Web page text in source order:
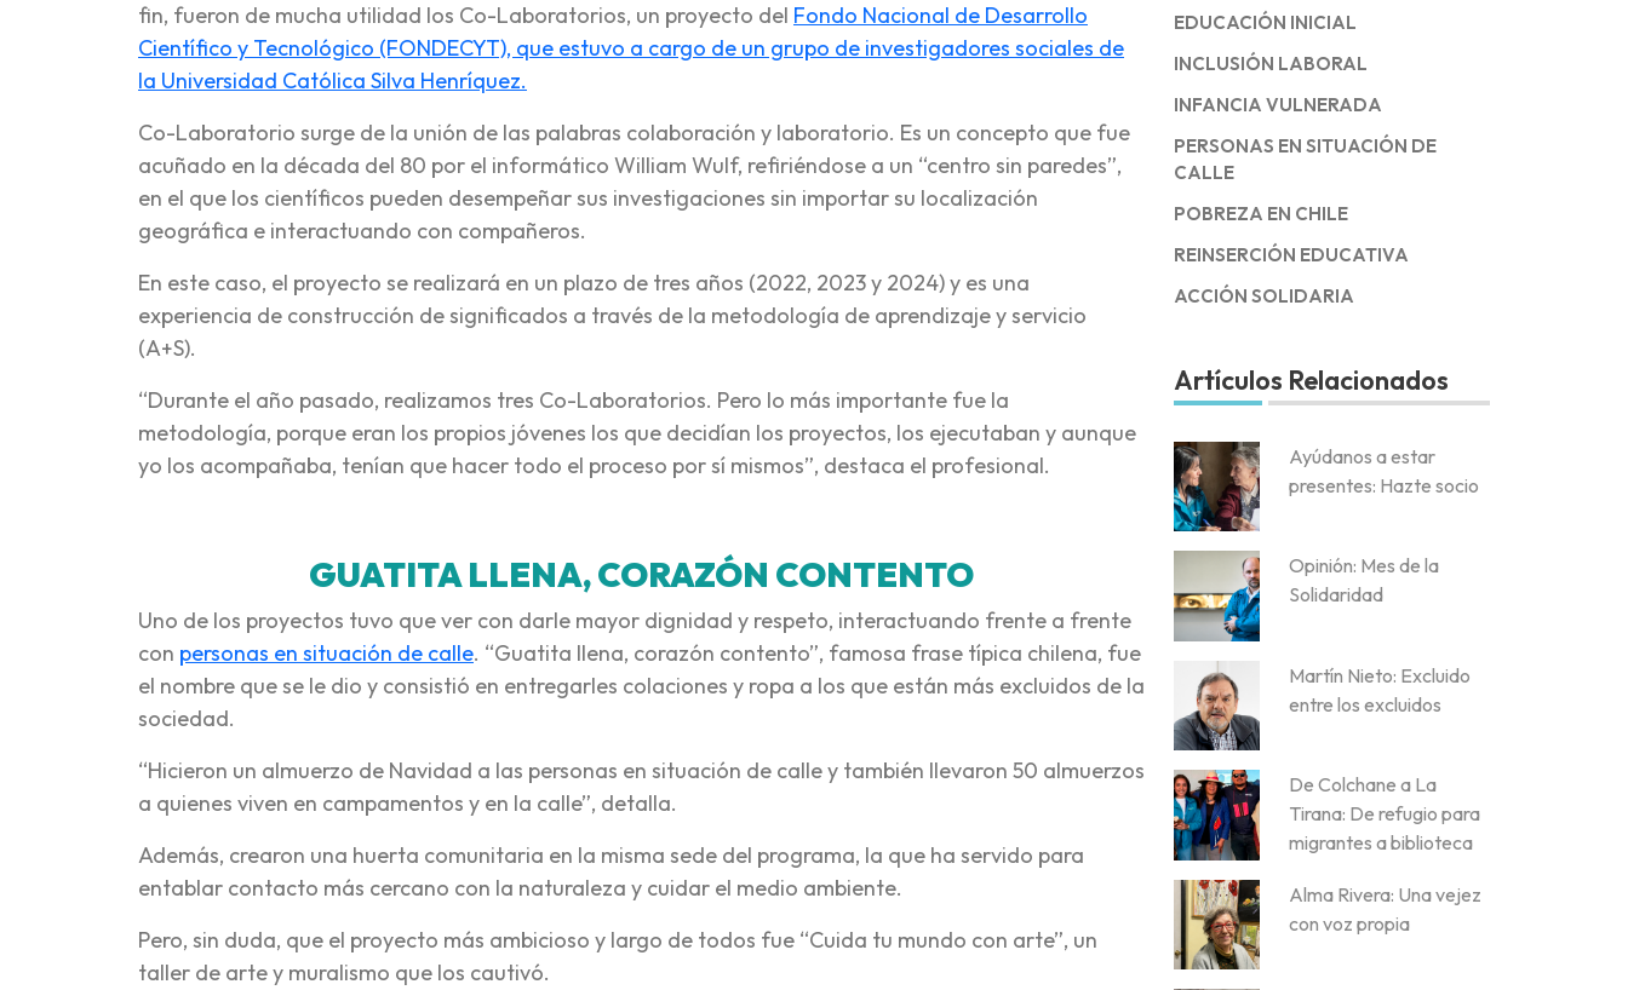
fin, fueron de mucha utilidad los Co-Laboratorios, un proyecto del Fondo Nacional de Desarrollo
Científico y Tecnológico (FONDECYT), que estuvo a cargo de un grupo de investigadores sociales de
la Universidad Católica Silva Henríquez.
Co-Laboratorio surge de la unión de las palabras colaboración y laboratorio. Es un concepto que fue
acuñado en la década del 80 por el informático William Wulf, refiriéndose a un “centro sin paredes”,
en el que los científicos pueden desempeñar sus investigaciones sin importar su localización
geográfica e interactuando con compañeros.
En este caso, el proyecto se realizará en un plazo de tres años (2022, 2023 y 2024) y es una
experiencia de construcción de significados a través de la metodología de aprendizaje y servicio
(A+S).
“Durante el año pasado, realizamos tres Co-Laboratorios. Pero lo más importante fue la
metodología, porque eran los propios jóvenes los que decidían los proyectos, los ejecutaban y aunque
yo los acompañaba, tenían que hacer todo el proceso por sí mismos”, destaca el profesional.
GUATITA LLENA, CORAZÓN CONTENTO
Uno de los proyectos tuvo que ver con darle mayor dignidad y respeto, interactuando frente a frente
con personas en situación de calle. “Guatita llena, corazón contento”, famosa frase típica chilena, fue
el nombre que se le dio y consistió en entregarles colaciones y ropa a los que están más excluidos de la
sociedad.
“Hicieron un almuerzo de Navidad a las personas en situación de calle y también llevaron 50 almuerzos
a quienes viven en campamentos y en la calle”, detalla.
Además, crearon una huerta comunitaria en la misma sede del programa, la que ha servido para
entablar contacto más cercano con la naturaleza y cuidar el medio ambiente.
Pero, sin duda, que el proyecto más ambicioso y largo de todos fue “Cuida tu mundo con arte”, un
taller de arte y muralismo que los cautivó.
EDUCACIÓN INICIAL
INCLUSIÓN LABORAL
INFANCIA VULNERADA
PERSONAS EN SITUACIÓN DE
CALLE
POBREZA EN CHILE
REINSERCIÓN EDUCATIVA
ACCIÓN SOLIDARIA
Artículos Relacionados
Ayúdanos a estar
presentes: Hazte socio
Opinión: Mes de la
Solidaridad
Martín Nieto: Excluido
entre los excluidos
De Colchane a La
Tirana: De refugio para
migrantes a biblioteca
Alma Rivera: Una vejez
con voz propia